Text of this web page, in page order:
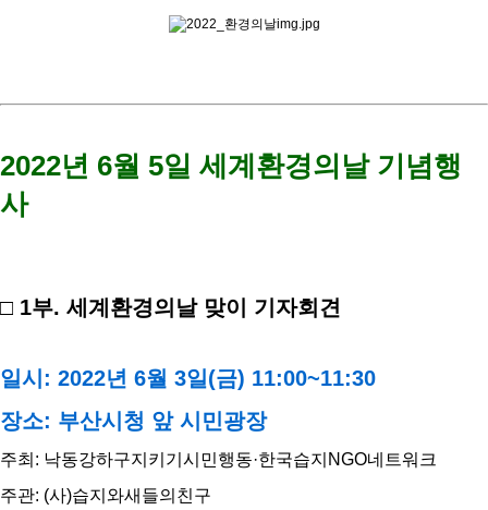
2022년 6월 5일 세계환경의날 기념행
사
□ 1부. 세계환경의날 맞이 기자회견
일시: 2022년 6월 3일(금) 11:00~11:30
장소: 부산시청 앞 시민광장
주최: 낙동강하구지키기시민행동·한국습지NGO네트워크
주관: (사)습지와새들의친구